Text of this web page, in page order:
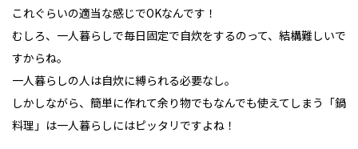
これぐらいの適当な感じでOKなんです！
むしろ、一人暮らしで毎日固定で自炊をするのって、結構難しいで
すからね。
一人暮らしの人は自炊に縛られる必要なし。
しかしながら、簡単に作れて余り物でもなんでも使えてしまう「鍋
料理」は一人暮らしにはピッタリですよね！